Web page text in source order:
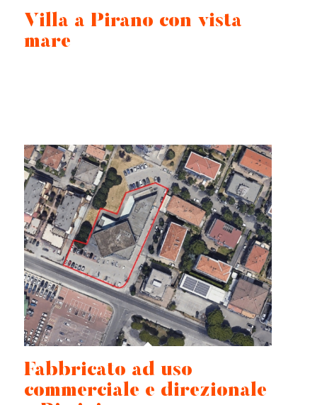
Villa a Pirano con vista
mare
Fabbricato ad uso
commerciale e direzionale